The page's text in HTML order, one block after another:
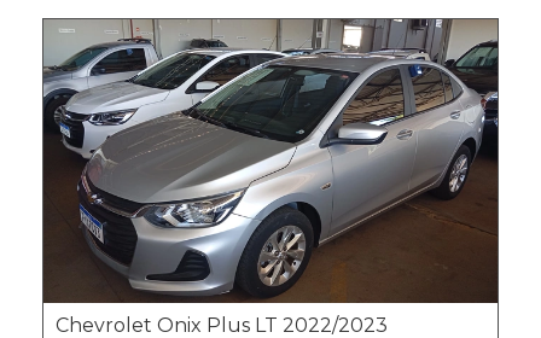
Chevrolet Onix Plus LT 2022/2023